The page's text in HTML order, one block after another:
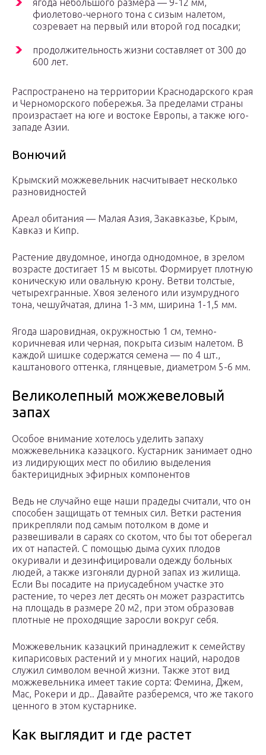
ягода небольшого размера — 9-12 мм,
фиолетово-черного тона с сизым налетом,
созревает на первый или второй год посадки;
продолжительность жизни составляет от 300 до
600 лет.
Распространено на территории Краснодарского края
и Черноморского побережья. За пределами страны
произрастает на юге и востоке Европы, а также юго-
западе Азии.
Вонючий
Крымский можжевельник насчитывает несколько
разновидностей
Ареал обитания — Малая Азия, Закавказье, Крым,
Кавказ и Кипр.
Растение двудомное, иногда однодомное, в зрелом
возрасте достигает 15 м высоты. Формирует плотную
коническую или овальную крону. Ветви толстые,
четырехгранные. Хвоя зеленого или изумрудного
тона, чешуйчатая, длина 1-3 мм, ширина 1-1,5 мм.
Ягода шаровидная, окружностью 1 см, темно-
коричневая или черная, покрыта сизым налетом. В
каждой шишке содержатся семена — по 4 шт.,
каштанового оттенка, глянцевые, диаметром 5-6 мм.
Великолепный можжевеловый
запах
Особое внимание хотелось уделить запаху
можжевельника казацкого. Кустарник занимает одно
из лидирующих мест по обилию выделения
бактерицидных эфирных компонентов
Ведь не случайно еще наши прадеды считали, что он
способен защищать от темных сил. Ветки растения
прикрепляли под самым потолком в доме и
развешивали в сараях со скотом, что бы тот оберегал
их от напастей. С помощью дыма сухих плодов
окуривали и дезинфицировали одежду больных
людей, а также изгоняли дурной запах из жилища.
Если Вы посадите на приусадебном участке это
растение, то через лет десять он может разраститcь
на площадь в размере 20 м2, при этом образовав
плотные не проходящие заросли вокруг себя.
Можжевельник казацкий принадлежит к семейству
кипарисовых растений и у многих наций, народов
служил символом вечной жизни. Также этот вид
можжевельника имеет такие сорта: Фемина, Джем,
Мас, Рокери и др.. Давайте разберемся, что же такого
ценного в этом кустарнике.
Как выглядит и где растет